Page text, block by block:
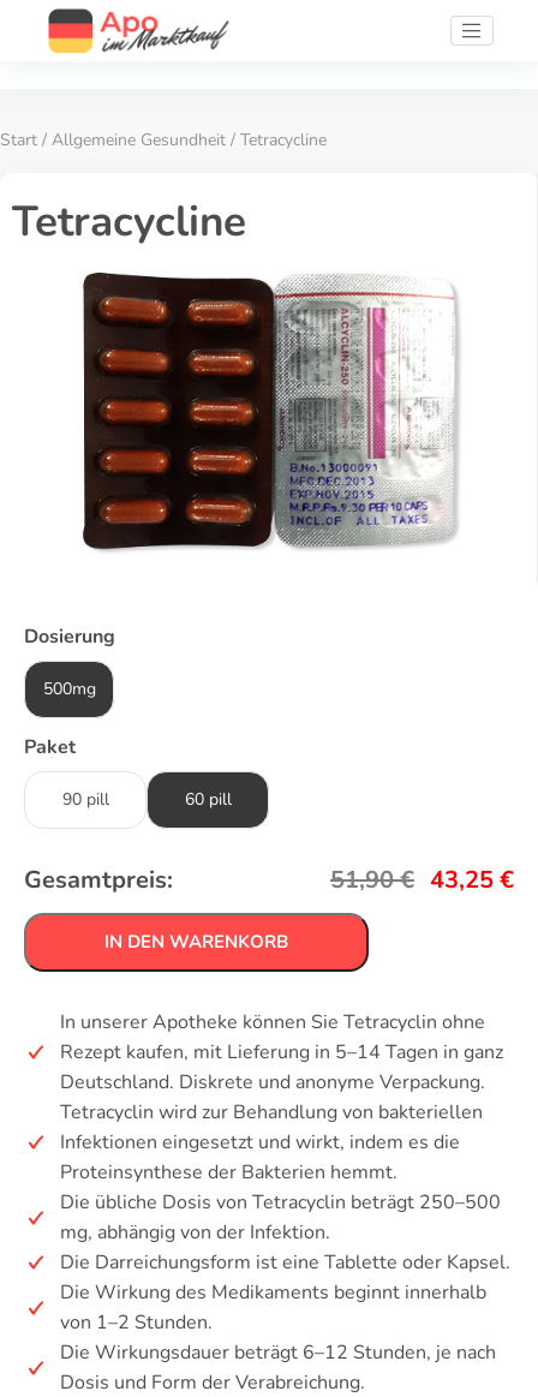
Start / Allgemeine Gesundheit / Tetracycline
Tetracycline
Dosierung
500mg
Paket
90 pill 60 pill
Gesamtpreis: 51,90€ 43,25€
IN DEN WARENKORB
In unserer Apotheke können Sie Tetracyclin ohne
Rezept kaufen, mit Lieferung in 5–14 Tagen in ganz
Deutschland. Diskrete und anonyme Verpackung.
Tetracyclin wird zur Behandlung von bakteriellen
Infektionen eingesetzt und wirkt, indem es die
Proteinsynthese der Bakterien hemmt.
Die übliche Dosis von Tetracyclin beträgt 250–500
mg, abhängig von der Infektion.
Die Darreichungsform ist eine Tablette oder Kapsel.
Die Wirkung des Medikaments beginnt innerhalb
von 1–2 Stunden.
Die Wirkungsdauer beträgt 6–12 Stunden, je nach
Dosis und Form der Verabreichung.